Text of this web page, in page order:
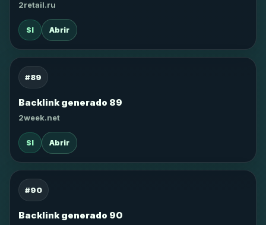
2retail.ru
SI Abrir
#89
Backlink generado 89
2week.net
SI Abrir
#90
Backlink generado 90